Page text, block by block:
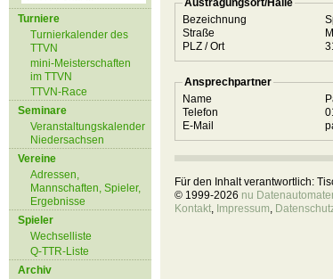
Turniere
Turnierkalender des
TTVN
mini-Meisterschaften
im TTVN
TTVN-Race
Seminare
Veranstaltungskalender
Niedersachsen
Vereine
Adressen,
Mannschaften, Spieler,
Ergebnisse
Spieler
Wechselliste
Q-TTR-Liste
Archiv
Austragungsort/Halle
Bezeichnung
Straße
PLZ / Ort
Ansprechpartner
Name
Telefon
E-Mail
Für den Inhalt verantwortlich:
© 1999-2026 nu
Kontakt, Impressum,